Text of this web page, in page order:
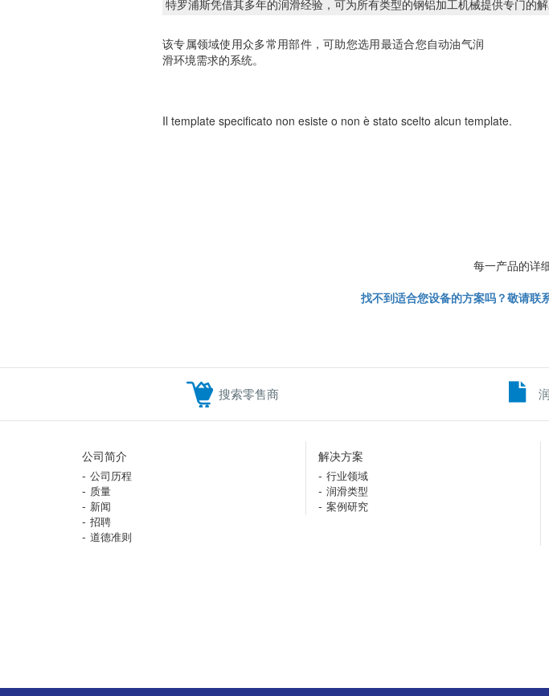
特罗浦斯凭借其多年的润滑经验，可为所有类型的钢铝加工机械提供专门的解
该专属领域使用众多常用部件，可助您选用最适合您自动油气润
滑环境需求的系统。
Il template specificato non esiste o non è stato scelto alcun template.
每一产品的详
找不到适合您设备的方案吗？敬请联
搜索零售商
公司简介
公司历程
质量
新闻
招聘
道德准则
解决方案
行业领域
润滑类型
案例研究